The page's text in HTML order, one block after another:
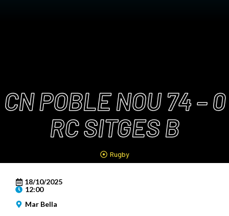
CN POBLE NOU 74 – 0
RC SITGES B
Rugby
18/10/2025
12:00
Mar Bella